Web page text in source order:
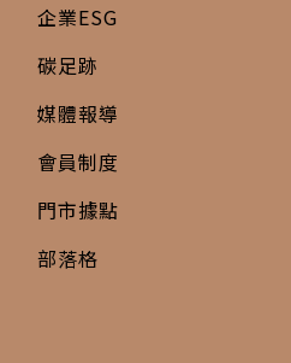
企業ESG
碳足跡
媒體報導
會員制度
門市據點
部落格